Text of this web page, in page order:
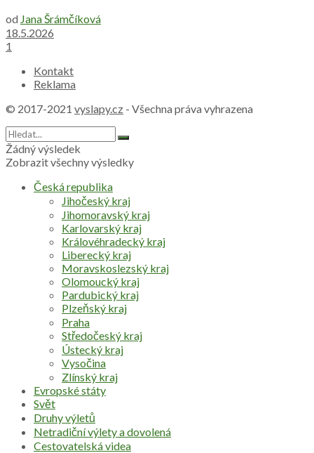
od Jana Šrámčíková
18.5.2026
1
Kontakt
Reklama
© 2017-2021 vyslapy.cz - Všechna práva vyhrazena
Žádný výsledek
Zobrazit všechny výsledky
Česká republika
Jihočeský kraj
Jihomoravský kraj
Karlovarský kraj
Královéhradecký kraj
Liberecký kraj
Moravskoslezský kraj
Olomoucký kraj
Pardubický kraj
Plzeňský kraj
Praha
Středočeský kraj
Ústecký kraj
Vysočina
Zlínský kraj
Evropské státy
Svět
Druhy výletů
Netradiční výlety a dovolená
Cestovatelská videa